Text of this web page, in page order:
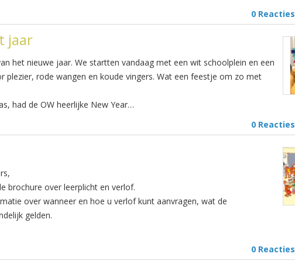
0 Reacties
jaar
het nieuwe jaar. We startten vandaag met een wit schoolplein en een
plezier, rode wangen en koude vingers. Wat een feestje om zo met
had de OW heerlijke New Year…
0 Reacties
brochure over leerplicht en verlof.
over wanneer en hoe u verlof kunt aanvragen, wat de
gelden.
0 Reacties